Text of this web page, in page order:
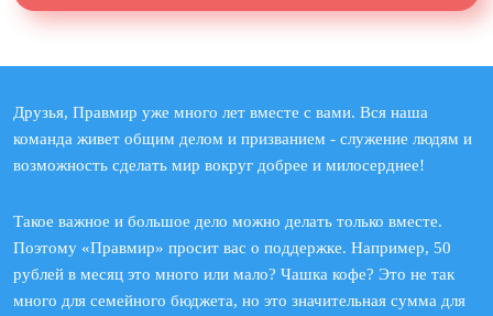
Друзья, Правмир уже много лет вместе с вами. Вся наша
команда живет общим делом и призванием - служение людям и
возможность сделать мир вокруг добрее и милосерднее!
Такое важное и большое дело можно делать только вместе.
Поэтому «Правмир» просит вас о поддержке. Например, 50
рублей в месяц это много или мало? Чашка кофе? Это не так
много для семейного бюджета, но это значительная сумма для